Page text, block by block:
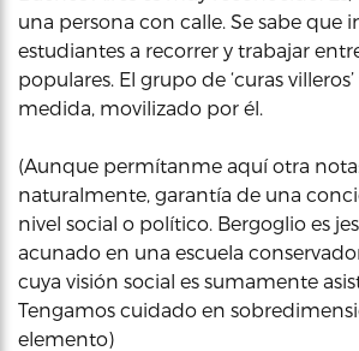
una persona con calle. Se sabe que
estudiantes a recorrer y trabajar
populares. El grupo de ‘curas
medida, movilizado por él.
(Aunque permítanme aquí otra
naturalmente, garantía de una
nivel social o político. Bergoglio es
acunado en una escuela
cuya visión social es sumamente
Tengamos cuidado en
elemento)